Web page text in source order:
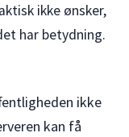
ikke ønsker,
har betydning.
ikke
kan få